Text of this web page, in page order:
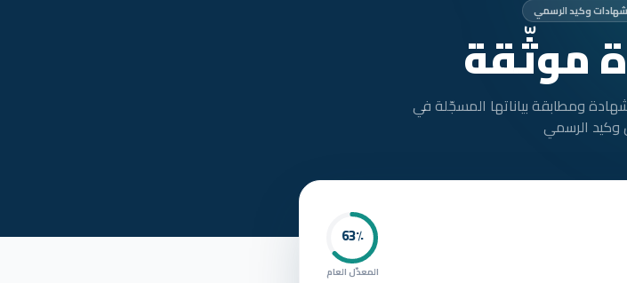
وكيد الرسمي
موثّقة
ومطابقة بياناتها المسجّلة في
الرسمي
63٪
المعدّل العام